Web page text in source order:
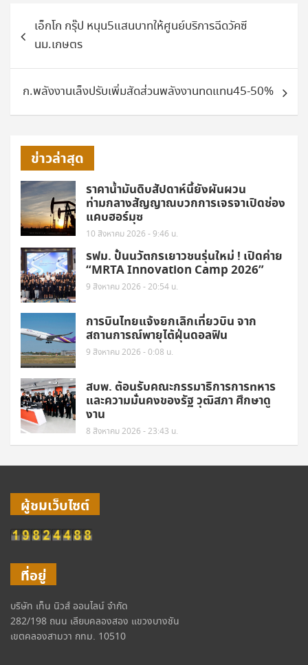
แนะแนว
เรื่องเอ็กโก กรุ๊ป หนุน5แสนบาทให้ศูนย์บริการฉีดวัคซี
นม.เกษตร
ก.พลังงานเล็งปรับเพิ่มสัดส่วนพลังงานทดแทน45-50%
ข่าวล่าสุด
ราคาน้ำมันดิบสัปดาห์นี้ยังผันผวน
ท่ามกลางสัญญาณบวกการเจรจาเปิดช่อง
แคบฮอร์มุซ
10 สิงหาคม 2026 - 9:46 น.
รฟม. ปั้นนวัตกรเยาวชนรุ่นใหม่ ! เปิดค่าย
“MRTA Innovation Camp 2026”
9 สิงหาคม 2026 - 20:54 น.
การบินไทยแจ้งยกเลิกเที่ยวบิน จาก
สถานการณ์พายุไต้ฝุ่นดอลฟิน
9 สิงหาคม 2026 - 0:08 น.
สบพ. ต้อนรับคณะกรรมาธิการการทหาร
และความมั่นคงของรัฐ วุฒิสภา ศึกษาดู
งาน
8 สิงหาคม 2026 - 23:43 น.
ผู้ชมเว็บไซต์
ที่อยู่
บริษัท เท็น นิวส์ ออนไลน์ จำกัด
282/198 ถนน เลียบคลองสอง แขวงบางชัน
เขตคลองสามวา กทม. 10510